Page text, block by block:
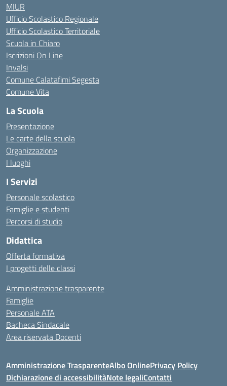
MIUR
Ufficio Scolastico Regionale
Ufficio Scolastico Territoriale
Scuola in Chiaro
Iscrizioni On Line
Invalsi
Comune Calatafimi Segesta
Comune Vita
La Scuola
Presentazione
Le carte della scuola
Organizzazione
I luoghi
I Servizi
Personale scolastico
Famiglie e studenti
Percorsi di studio
Didattica
Offerta formativa
I progetti delle classi
Amministrazione trasparente
Famiglie
Personale ATA
Bacheca Sindacale
Area riservata Docenti
Amministrazione TrasparenteAlbo OnlinePrivacy Policy
Dichiarazione di accessibilitàNote legaliContatti